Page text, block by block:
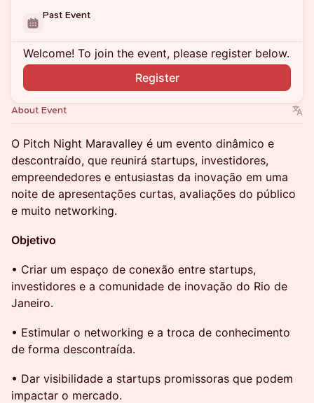
Past Event
Welcome! To join the event, please register below.
Register
About Event
O Pitch Night Maravalley é um evento dinâmico e
descontraído, que reunirá startups, investidores,
empreendedores e entusiastas da inovação em uma
noite de apresentações curtas, avaliações do público
e muito networking.
Objetivo
• Criar um espaço de conexão entre startups,
investidores e a comunidade de inovação do Rio de
Janeiro.
• Estimular o networking e a troca de conhecimento
de forma descontraída.
• Dar visibilidade a startups promissoras que podem
impactar o mercado.